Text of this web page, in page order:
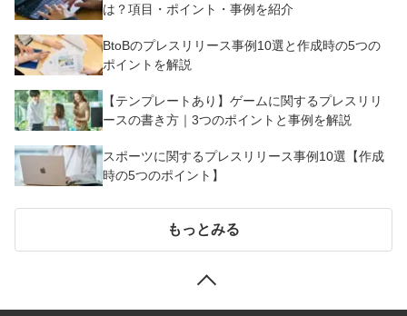
は？項目・ポイント・事例を紹介
BtoBのプレスリリース事例10選と作成時の5つの
ポイントを解説
【テンプレートあり】ゲームに関するプレスリリ
ースの書き方｜3つのポイントと事例を解説
スポーツに関するプレスリリース事例10選【作成
時の5つのポイント】
もっとみる